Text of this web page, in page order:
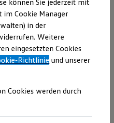
und Gebrauchtwagen
Gebrauchtwagen
bei Gebrauchtwagen
über uns
GmbH & Co. KG)
Anbieter von
die auf dieser
können Sie jederzeit mit
Cookie Manager
in der
Weitere
eingesetzten Cookies
Richtlinie und unserer
Cookies werden durch